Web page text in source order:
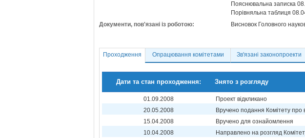
Пояснювальна записка
Порівняльна таблиця
Документи, пов'язані із роботою:
Висновок Головного
Проходження Опрацювання комітетами Зв'язані законопроекти
Дати та стан проходження: Знято з розгляду
01.09.2008
Проект відкликано
20.05.2008
Вручено подання Комітету про
15.04.2008
Вручено для ознайомлення
10.04.2008
Направлено на розгляд